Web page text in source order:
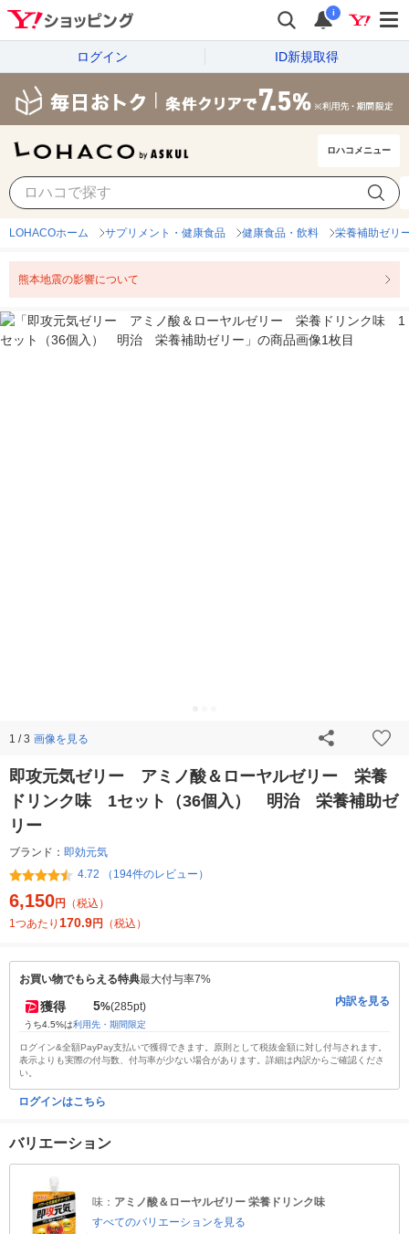
i
ログイン ID新規取得
ロハコメニュー
LOHACOホーム サプリメント・健康食品 健康食品・飲料 栄養補助ゼリ
熊本地震の影響について
1 / 3 画像を見る
即攻元気ゼリー アミノ酸＆ローヤルゼリー 栄養
ドリンク味 1セット（36個入） 明治 栄養補助ゼ
リー
ブランド： 即効元気
4.72 （194件のレビュー）
6,150円
（税込）
1つあたり 170.9円 （税込）
お買い物でもらえる特典最大付与率7%
獲得 5%(285pt)
うち4.5%は利用先・期間限定
内訳を見る
ログイン&全額PayPay支払いで獲得できます。原則として税抜金額に対し付与されます。
表示よりも実際の付与数、付与率が少ない場合があります。詳細は内訳からご確認くださ
い。
ログインはこちら
バリエーション
味： アミノ酸＆ローヤルゼリー 栄養ドリンク味
すべてのバリエーションを見る